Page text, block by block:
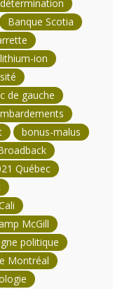
Banque Scotia
ion
de gauche
bonus-malus
Québec
McGill
politique
Montréal